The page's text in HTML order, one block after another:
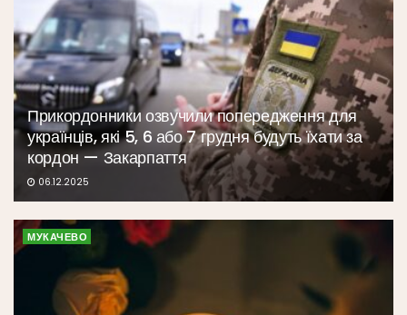
Прикордонники озвучили попередження для
українців, які 5, 6 або 7 грудня будуть їхати за
кордон — Закарпаття
06.12.2025
МУКАЧЕВО